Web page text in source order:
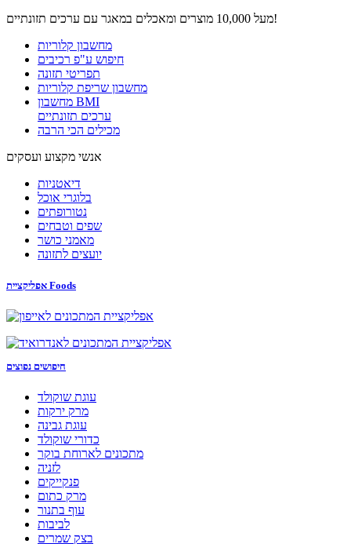
מעל 10,000 מוצרים ומאכלים במאגר עם ערכים תזונתיים!
מחשבון קלוריות
חיפוש ע"פ רכיבים
תפריטי תזונה
מחשבון שריפת קלוריות
מחשבון BMI
ערכים תזונתיים
מכילים הכי הרבה
אנשי מקצוע ועסקים
דיאטניות
בלוגרי אוכל
נטורופתים
שפים וטבחים
מאמני כושר
יועצים לתזונה
אפליקציית Foods
חיפושים נפוצים
עוגת שוקולד
מרק ירקות
עוגת גבינה
כדורי שוקולד
מתכונים לארוחת בוקר
לזניה
פנקייקים
מרק כתום
עוף בתנור
לביבות
בצק שמרים